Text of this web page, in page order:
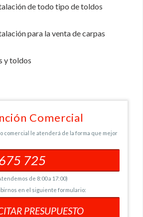
de todo tipo de toldos
para la venta de carpas
y toldos
Comercial
comercial le atenderá de la forma que mejor
725
de 8:00 a 17:00)
en el siguiente formulario:
PRESUPUESTO